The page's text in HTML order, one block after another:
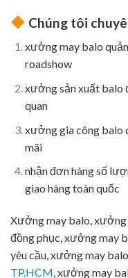
Chúng tôi
xưởng may balo
roadshow
xưởng sản xuất balo
quan
xưởng gia công balo
mãi
nhận đơn hàng số
giao hàng toàn quốc
Xưởng may balo,
đồng phục, xưởng may
yêu cầu, xưởng may
TP.HCM, xưởng may